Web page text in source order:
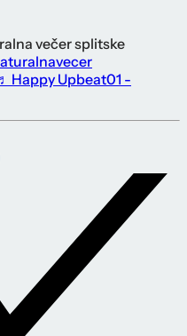
večer splitske
Happy Upbeat01 -